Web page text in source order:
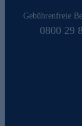
Gebührenfreie
0800 29